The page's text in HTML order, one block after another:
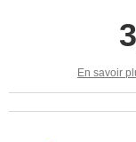
En savoir